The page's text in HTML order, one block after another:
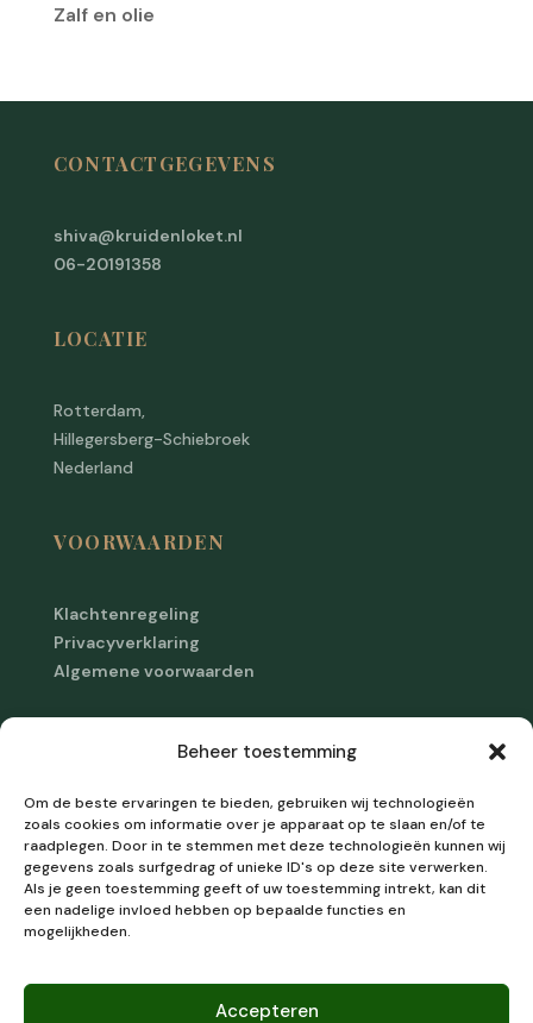
Beheer toestemming
Om de beste ervaringen te bieden, gebruiken wij technologieën
zoals cookies om informatie over je apparaat op te slaan en/of te
raadplegen. Door in te stemmen met deze technologieën kunnen wij
gegevens zoals surfgedrag of unieke ID's op deze site verwerken.
Als je geen toestemming geeft of uw toestemming intrekt, kan dit
een nadelige invloed hebben op bepaalde functies en
mogelijkheden.
Accepteren
Zalf en olie
CONTACTGEGEVENS
shiva@kruidenloket.nl
06-20191358
LOCATIE
Rotterdam,
Hillegersberg-Schiebroek
Nederland
VOORWAARDEN
Klachtenregeling
Privacyverklaring
Algemene voorwaarden
Imprint